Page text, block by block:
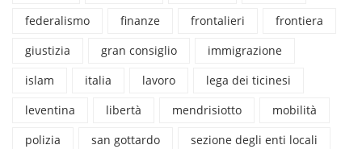
federalismo
finanze frontalieri
frontiera
giustizia
gran consiglio
immigrazione
islam
italia lavoro
lega dei ticinesi
leventina
libertà mendrisiotto
mobilità
polizia
san gottardo
sezione degli enti locali